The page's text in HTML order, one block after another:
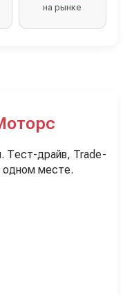
на рынке
Тест-драйв, Trade-
одном месте.